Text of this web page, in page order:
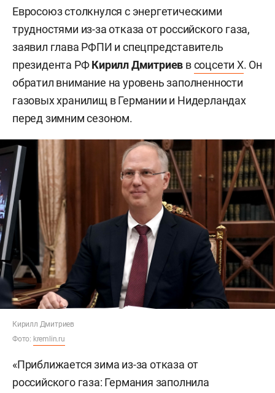
Евросоюз столкнулся с энергетическими
трудностями из-за отказа от российского газа,
заявил глава РФПИ и спецпредставитель
президента РФКирилл Дмитриев всоцсети X. Он
обратил внимание на уровень заполненности
газовых хранилищ в Германии и Нидерландах
перед зимним сезоном.
Кирилл Дмитриев
Фото: kremlin.ru
«Приближается зима из-за отказа от
российского газа: Германия заполнила